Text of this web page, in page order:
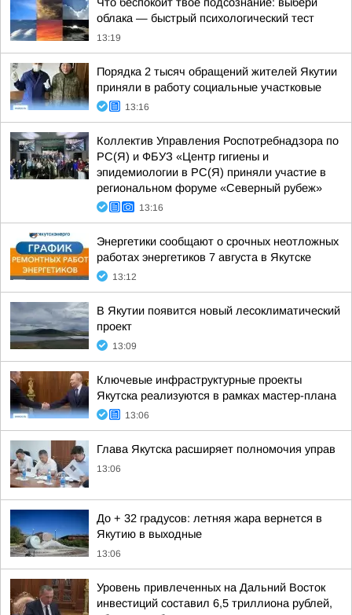
облака — быстрый психологический тест
13:19
Порядка 2 тысяч обращений жителей Якутии
приняли в работу социальные участковые
13:16
Коллектив Управления Роспотребнадзора по
РС(Я) и ФБУЗ «Центр гигиены и
эпидемиологии в РС(Я) приняли участие в
региональном форуме «Северный рубеж»
13:16
Энергетики сообщают о срочных неотложных
работах энергетиков 7 августа в Якутске
13:12
В Якутии появится новый лесоклиматический
проект
13:09
Ключевые инфраструктурные проекты
Якутска реализуются в рамках мастер-плана
13:06
Глава Якутска расширяет полномочия управ
13:06
До + 32 градусов: летняя жара вернется в
Якутию в выходные
13:06
Уровень привлеченных на Дальний Восток
инвестиций составил 6,5 триллиона рублей,